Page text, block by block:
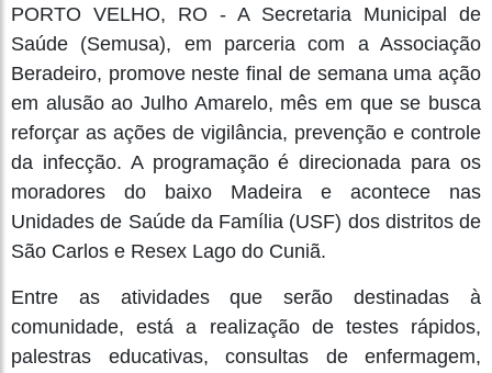
PORTO VELHO, RO - A Secretaria Municipal de
Saúde (Semusa), em parceria com a Associação
Beradeiro, promove neste final de semana uma ação
em alusão ao Julho Amarelo, mês em que se busca
reforçar as ações de vigilância, prevenção e controle
da infecção. A programação é direcionada para os
moradores do baixo Madeira e acontece nas
Unidades de Saúde da Família (USF) dos distritos de
São Carlos e Resex Lago do Cuniã.
Entre as atividades que serão destinadas à
comunidade, está a realização de testes rápidos,
palestras educativas, consultas de enfermagem,